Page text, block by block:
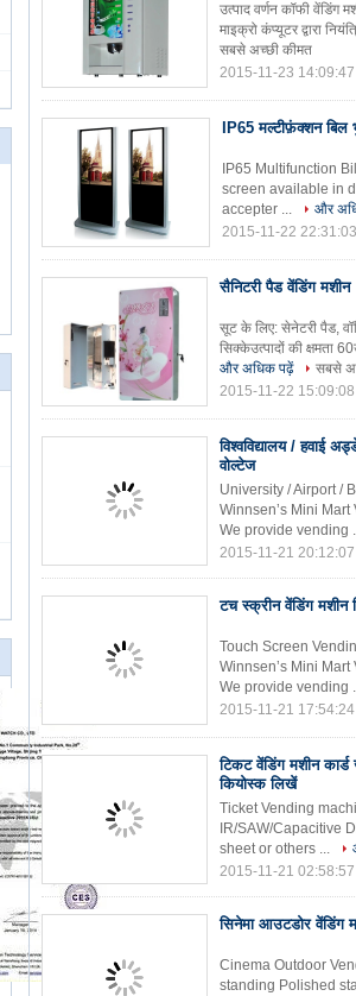
उत्पाद वर्णन कॉफी वेंडिंग
माइक्रो कंप्यूटर द्वारा
सबसे अच्छी कीमत
2015-11-23 14:09:47
IP65 मल्टीफ़ंक्शन
IP65 Multifunction
screen available in
accepter ...
और
2015-11-22 22:31:03
सैनिटरी पैड वेंडिंग मशीन
सूट के लिए: सेनेटरी पैड,
सिक्केउत्पादों की क्षमता
और अधिक पढ़ें
सबसे
2015-11-22 15:09:08
विश्वविद्यालय / हवाई
वोल्टेज
University / Airport /
Winnsen’s Mini
We provide vending
2015-11-21 20:12:07
टच स्क्रीन वेंडिंग मशीन
Touch Screen
Winnsen’s Mini
We provide vending
2015-11-21 17:54:24
टिकट वेंडिंग मशीन
कियोस्क लिखें
Ticket Vending
IR/SAW/Capacitive
sheet or others ...
2015-11-21 02:58:57
सिनेमा आउटडोर वेंडिंग
Cinema Outdoor
standing Polished